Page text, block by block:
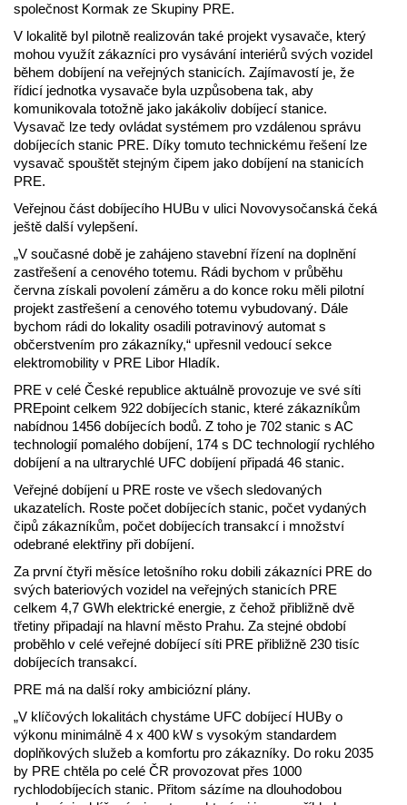
společnost Kormak ze Skupiny PRE.
V lokalitě byl pilotně realizován také projekt vysavače, který
mohou využít zákazníci pro vysávání interiérů svých vozidel
během dobíjení na veřejných stanicích. Zajímavostí je, že
řídicí jednotka vysavače byla uzpůsobena tak, aby
komunikovala totožně jako jakákoliv dobíjecí stanice.
Vysavač lze tedy ovládat systémem pro vzdálenou správu
dobíjecích stanic PRE. Díky tomuto technickému řešení lze
vysavač spouštět stejným čipem jako dobíjení na stanicích
PRE.
Veřejnou část dobíjecího HUBu v ulici Novovysočanská čeká
ještě další vylepšení.
„V současné době je zahájeno stavební řízení na doplnění
zastřešení a cenového totemu. Rádi bychom v průběhu
června získali povolení záměru a do konce roku měli pilotní
projekt zastřešení a cenového totemu vybudovaný. Dále
bychom rádi do lokality osadili potravinový automat s
občerstvením pro zákazníky,“ upřesnil vedoucí sekce
elektromobility v PRE Libor Hladík.
PRE v celé České republice aktuálně provozuje ve své síti
PREpoint celkem 922 dobíjecích stanic, které zákazníkům
nabídnou 1456 dobíjecích bodů. Z toho je 702 stanic s AC
technologií pomalého dobíjení, 174 s DC technologií rychlého
dobíjení a na ultrarychlé UFC dobíjení připadá 46 stanic.
Veřejné dobíjení u PRE roste ve všech sledovaných
ukazatelích. Roste počet dobíjecích stanic, počet vydaných
čipů zákazníkům, počet dobíjecích transakcí i množství
odebrané elektřiny při dobíjení.
Za první čtyři měsíce letošního roku dobili zákazníci PRE do
svých bateriových vozidel na veřejných stanicích PRE
celkem 4,7 GWh elektrické energie, z čehož přibližně dvě
třetiny připadají na hlavní město Prahu. Za stejné období
proběhlo v celé veřejné dobíjecí síti PRE přibližně 230 tisíc
dobíjecích transakcí.
PRE má na další roky ambiciózní plány.
„V klíčových lokalitách chystáme UFC dobíjecí HUBy o
výkonu minimálně 4 x 400 kW s vysokým standardem
doplňkových služeb a komfortu pro zákazníky. Do roku 2035
by PRE chtěla po celé ČR provozovat přes 1000
rychlodobíjecích stanic. Přitom sázíme na dlouhodobou